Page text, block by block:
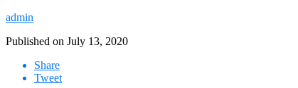
admin
Published on July 13, 2020
Share
Tweet